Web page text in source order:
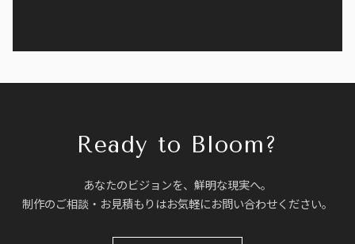
Ready to Bloom?
あなたのビジョンを、鮮明な現実へ。
制作のご相談・お見積もりはお気軽にお問い合わせください。